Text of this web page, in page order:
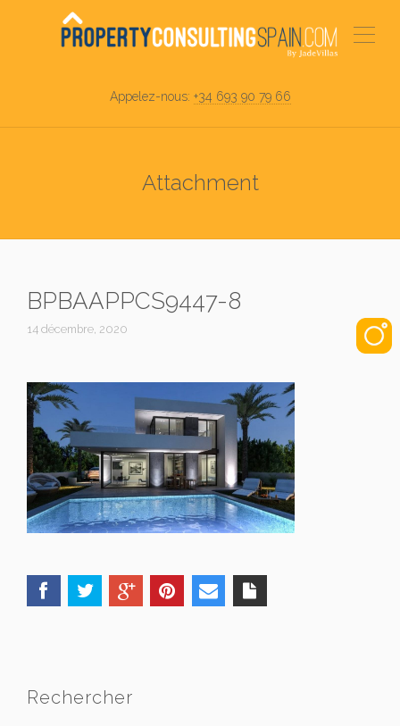
Appelez-nous: +34 693 90 79 66
Attachment
BPBAAPPCS9447-8
14 décembre, 2020
Rechercher